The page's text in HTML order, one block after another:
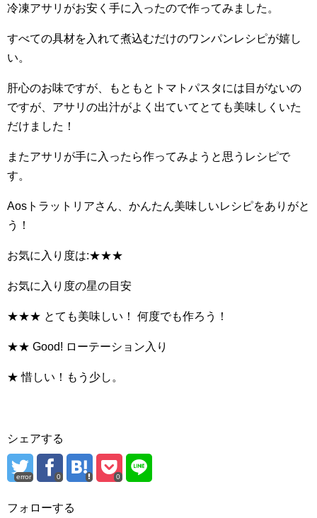
冷凍アサリがお安く手に入ったので作ってみました。
すべての具材を入れて煮込むだけのワンパンレシピが嬉し
い。
肝心のお味ですが、もともとトマトパスタには目がないの
ですが、アサリの出汁がよく出ていてとても美味しくいた
だけました！
またアサリが手に入ったら作ってみようと思うレシピで
す。
Aosトラットリアさん、かんたん美味しいレシピをありがと
う！
お気に入り度は:★★★
お気に入り度の星の目安
★★★ とても美味しい！ 何度でも作ろう！
★★ Good! ローテーション入り
★ 惜しい！もう少し。
シェアする
error 0 0
フォローする